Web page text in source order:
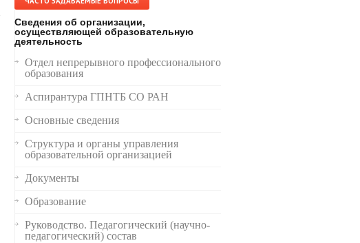
Сведения об организации,
осуществляющей образовательную
деятельность
Отдел непрерывного профессионального
образования
Аспирантура ГПНТБ СО РАН
Основные сведения
Структура и органы управления
образовательной организацией
Документы
Образование
Руководство. Педагогический (научно-
педагогический) состав